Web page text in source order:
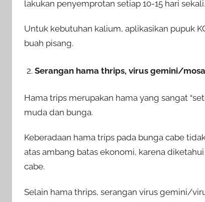
lakukan penyemprotan setiap 10-15 hari sekali.
Untuk kebutuhan kalium, aplikasikan pupuk
buah pisang.
Serangan hama thrips, virus gemini/
Hama trips merupakan hama yang sangat
muda dan bunga.
Keberadaan hama trips pada bunga cabe
atas ambang batas ekonomi, karena
cabe.
Selain hama thrips, serangan virus gemini/